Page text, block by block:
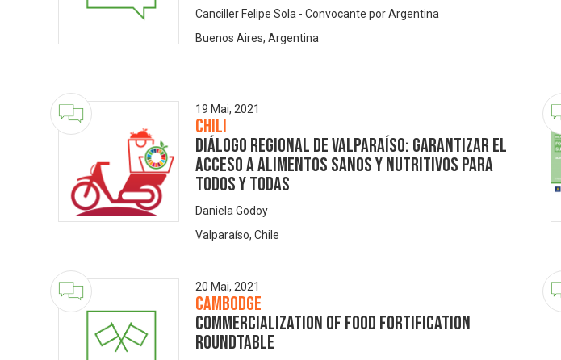
Canciller Felipe Sola - Convocante por Argentina
Buenos Aires, Argentina
19 Mai, 2021
Chili
Diálogo Regional de Valparaíso: Garantizar el
acceso a alimentos sanos y nutritivos para
todos y todas
Daniela Godoy
Valparaíso, Chile
20 Mai, 2021
Cambodge
Commercialization of Food Fortification
Roundtable